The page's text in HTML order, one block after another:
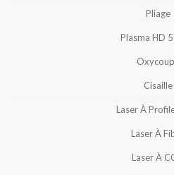
Pliage
Plasma HD
Cisaille
Laser À
Laser À
Laser À